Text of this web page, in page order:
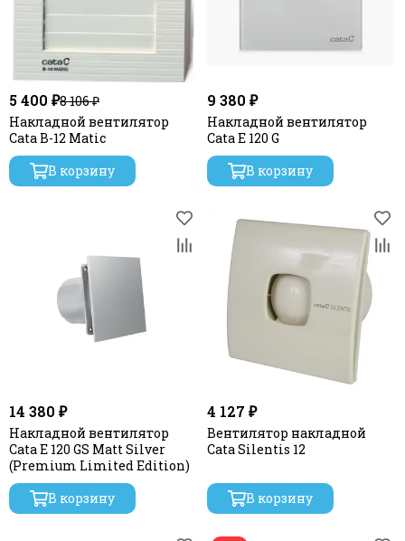
5 400 ₽8 106 ₽
Накладной вентилятор
Cata B-12 Matic
В корзину
9 380 ₽
Накладной вентилятор
Cata E 120 G
В корзину
14 380 ₽
Накладной вентилятор
Cata E 120 GS Matt Silver
(Premium Limited Edition)
В корзину
4 127 ₽
Вентилятор накладной
Cata Silentis 12
В корзину